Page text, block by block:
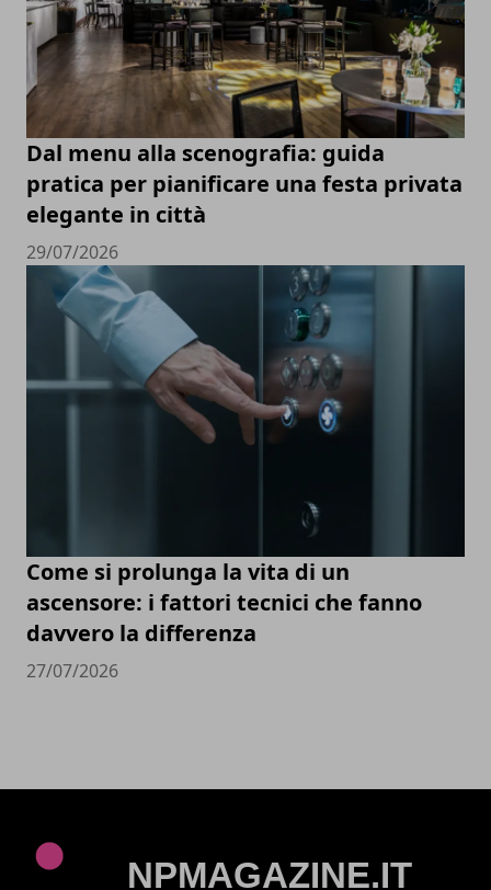
Dal menu alla scenografia: guida
pratica per pianificare una festa privata
elegante in città
29/07/2026
Come si prolunga la vita di un
ascensore: i fattori tecnici che fanno
davvero la differenza
27/07/2026